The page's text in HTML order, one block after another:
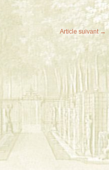
Article suivant →